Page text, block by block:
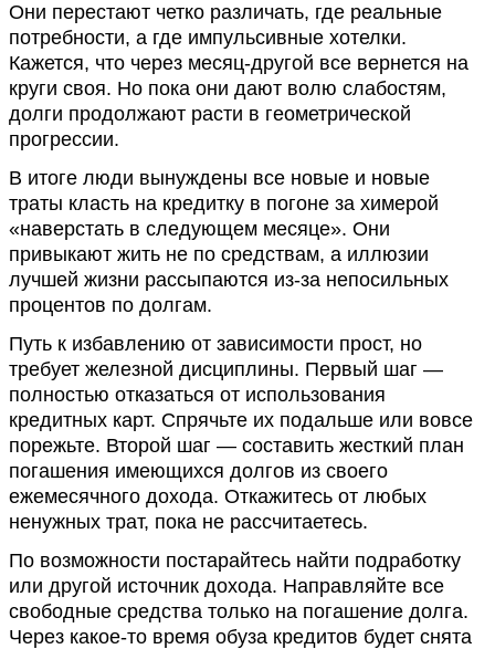
Они перестают четко различать, где реальные
потребности, а где импульсивные хотелки.
Кажется, что через месяц-другой все вернется на
круги своя. Но пока они дают волю слабостям,
долги продолжают расти в геометрической
прогрессии.
В итоге люди вынуждены все новые и новые
траты класть на кредитку в погоне за химерой
«наверстать в следующем месяце». Они
привыкают жить не по средствам, а иллюзии
лучшей жизни рассыпаются из-за непосильных
процентов по долгам.
Путь к избавлению от зависимости прост, но
требует железной дисциплины. Первый шаг —
полностью отказаться от использования
кредитных карт. Спрячьте их подальше или вовсе
порежьте. Второй шаг — составить жесткий план
погашения имеющихся долгов из своего
ежемесячного дохода. Откажитесь от любых
ненужных трат, пока не рассчитаетесь.
По возможности постарайтесь найти подработку
или другой источник дохода. Направляйте все
свободные средства только на погашение долга.
Через какое-то время обуза кредитов будет снята